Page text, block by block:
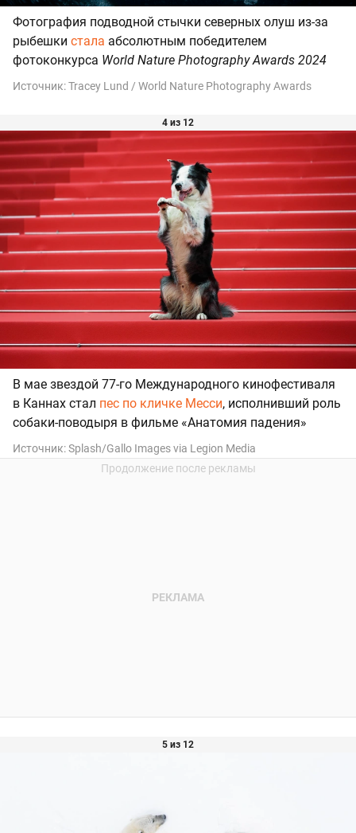
Фотография подводной стычки северных олуш из-за
рыбешки стала абсолютным победителем
фотоконкурса World Nature Photography Awards 2024
Источник:Tracey Lund / World Nature Photography Awards
4 из 12
В мае звездой 77-го Международного кинофестиваля
в Каннах стал пес по кличке Месси, исполнивший роль
собаки-поводыря в фильме «Анатомия падения»
Источник:Splash/Gallo Images via Legion Media
5 из 12